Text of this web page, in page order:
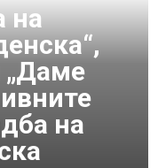
на
„Даме
на